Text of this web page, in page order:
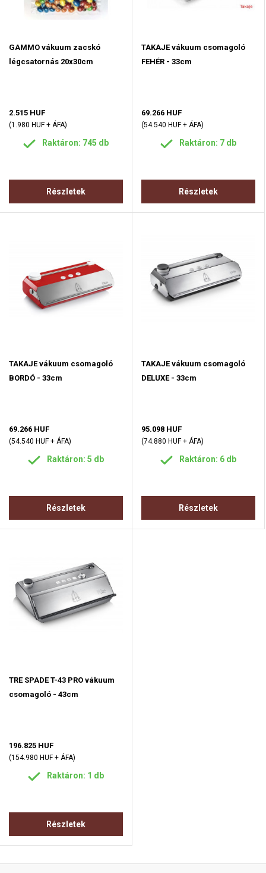
GAMMO vákuum zacskó
légcsatornás 20x30cm
2.515 HUF
(1.980 HUF + ÁFA)
Raktáron: 745 db
Részletek
TAKAJE vákuum csomagoló
FEHÉR - 33cm
69.266 HUF
(54.540 HUF + ÁFA)
Raktáron: 7 db
Részletek
TAKAJE vákuum csomagoló
BORDÓ - 33cm
69.266 HUF
(54.540 HUF + ÁFA)
Raktáron: 5 db
Részletek
TAKAJE vákuum csomagoló
DELUXE - 33cm
95.098 HUF
(74.880 HUF + ÁFA)
Raktáron: 6 db
Részletek
TRE SPADE T-43 PRO vákuum
csomagoló - 43cm
196.825 HUF
(154.980 HUF + ÁFA)
Raktáron: 1 db
Részletek